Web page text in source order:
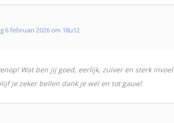
6 februari 2026 om 18u12
Wat ben jij goed, eerlijk, zuiver en sterk
je zeker bellen dank je wel en tot gauw!